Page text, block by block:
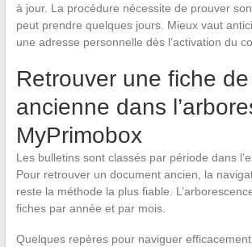
à jour. La procédure nécessite de prouver
peut prendre quelques jours. Mieux vaut
une adresse personnelle dès l’activation du
Retrouver une fiche de
ancienne dans
MyPrimobox
Les bulletins sont classés par période dans
Pour retrouver un document ancien, la
reste la méthode la plus fiable.
fiches par année et par mois.
Quelques repères pour naviguer